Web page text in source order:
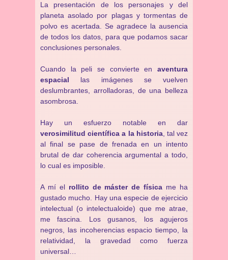
La presentación de los personajes y del
planeta asolado por plagas y tormentas de
polvo es acertada. Se agradece la ausencia
de todos los datos, para que podamos sacar
conclusiones personales.
Cuando la peli se convierte en aventura
espacial las imágenes se vuelven
deslumbrantes, arrolladoras, de una belleza
asombrosa.
Hay un esfuerzo notable en dar
verosimilitud científica a la historia, tal vez
al final se pase de frenada en un intento
brutal de dar coherencia argumental a todo,
lo cual es imposible.
A mí el rollito de máster de física me ha
gustado mucho. Hay una especie de ejercicio
intelectual (o intelectualoide) que me atrae,
me fascina. Los gusanos, los agujeros
negros, las incoherencias espacio tiempo, la
relatividad, la gravedad como fuerza
universal…